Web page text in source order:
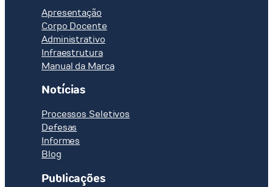
Apresentação
Corpo Docente
Administrativo
Infraestrutura
Manual da Marca
Notícias
Processos Seletivos
Defesas
Informes
Blog
Publicações